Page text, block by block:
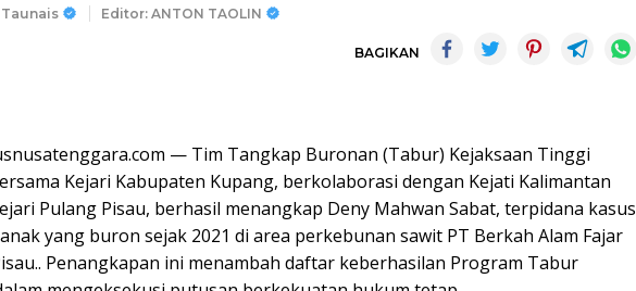
Editor: ANTON TAOLIN
BAGIKAN
— Tim Tangkap Buronan (Tabur) Kejaksaan Tinggi
Kejari Kabupaten Kupang, berkolaborasi dengan Kejati Kalimantan
Pulang Pisau, berhasil menangkap Deny Mahwan Sabat, terpidana kasus
yang buron sejak 2021 di area perkebunan sawit PT Berkah Alam Fajar
Penangkapan ini menambah daftar keberhasilan Program Tabur